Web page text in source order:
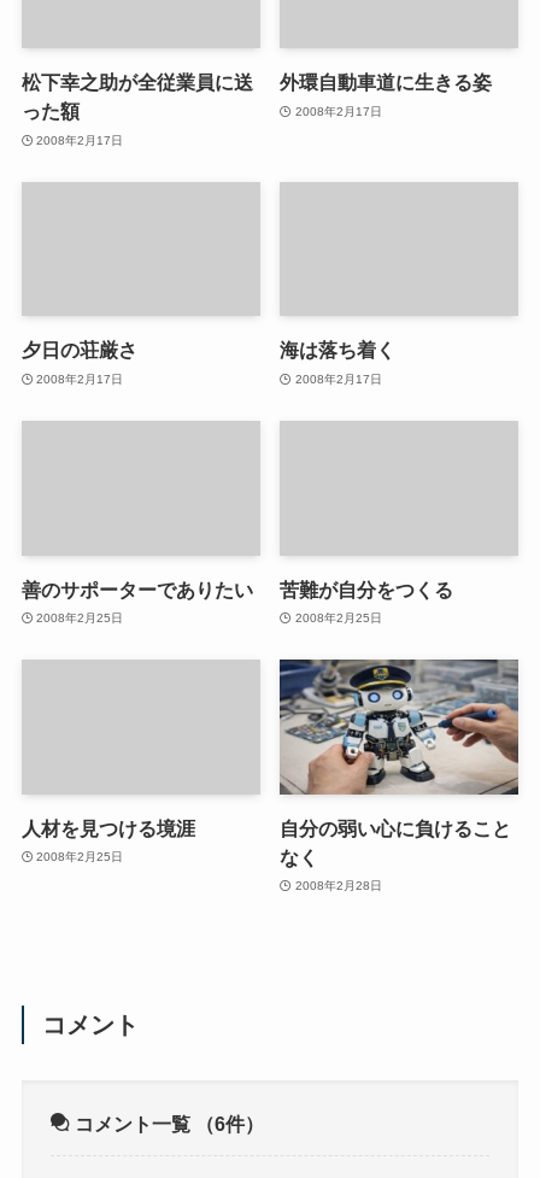
松下幸之助が全従業員に送
った額
2008年2月17日
外環自動車道に生きる姿
2008年2月17日
夕日の荘厳さ
2008年2月17日
海は落ち着く
2008年2月17日
善のサポーターでありたい
2008年2月25日
苦難が自分をつくる
2008年2月25日
人材を見つける境涯
2008年2月25日
自分の弱い心に負けること
なく
2008年2月28日
コメント
コメント一覧 （6件）